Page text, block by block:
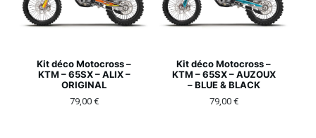
Kit déco Motocross –
KTM – 65SX – ALIX –
ORIGINAL
79,00 €
Kit déco Motocross –
KTM – 65SX – AUZOUX
– BLUE & BLACK
79,00 €